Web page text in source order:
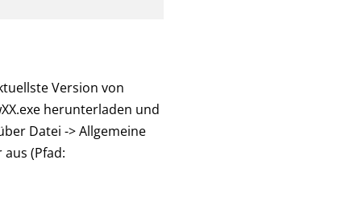
Version von
herunterladen und
Datei -> Allgemeine
(Pfad: